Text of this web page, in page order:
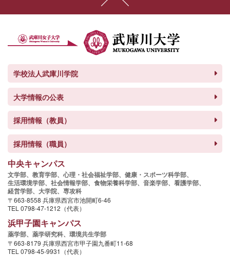
学校法人武庫川学院
大学情報の公表
採用情報（教員）
採用情報（職員）
中央キャンパス
文学部、 教育学部、 心理・社会福祉学部、 健康・スポーツ科学部、
生活環境学部、 社会情報学部、 食物栄養科学部、 音楽学部、 看護学部、
経営学部、 大学院、 専攻科
〒663-8558 兵庫県西宮市池開町6-46
TEL 0798-47-1212（代表）
浜甲子園キャンパス
薬学部、 薬学研究科、 環境共生学部
〒663-8179 兵庫県西宮市甲子園九番町11-68
TEL 0798-45-9931（代表）